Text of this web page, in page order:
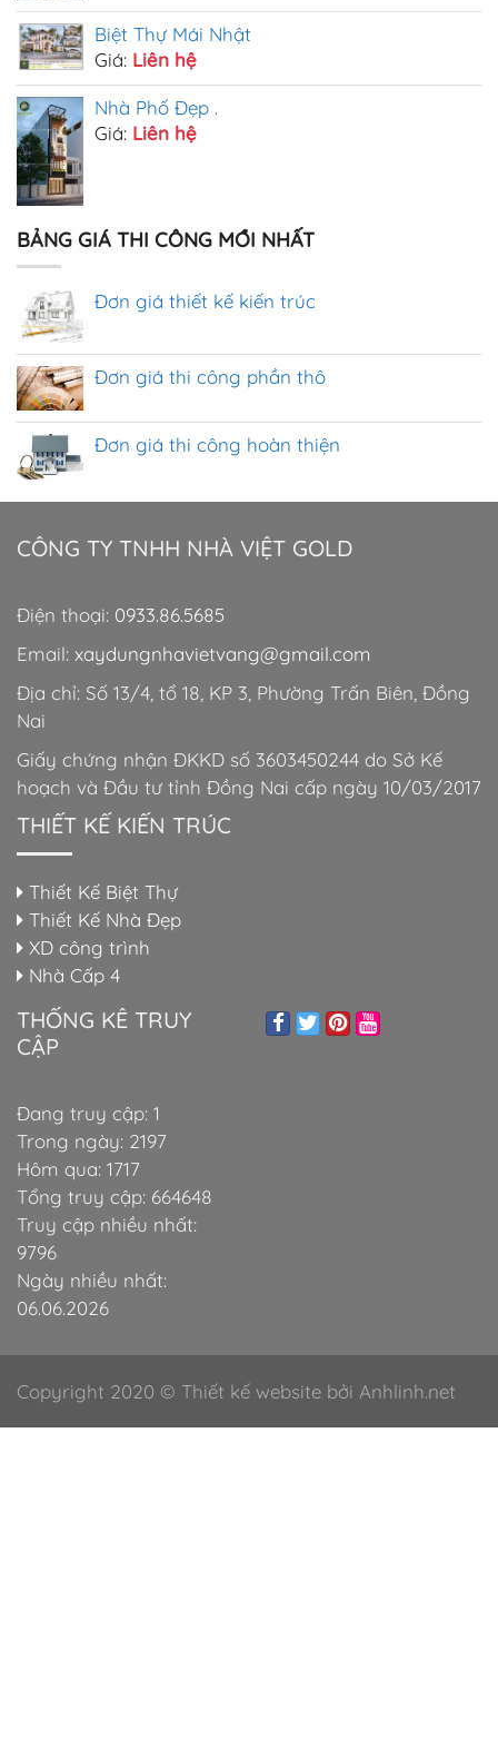
Biệt Thự Mái Nhật
Giá: Liên hệ
Nhà Phố Đẹp .
Giá: Liên hệ
BẢNG GIÁ THI CÔNG MỚI NHẤT
Đơn giá thiết kế kiến trúc
Đơn giá thi công phần thô
Đơn giá thi công hoàn thiện
CÔNG TY TNHH NHÀ VIỆT GOLD
Điện thoại: 0933.86.5685
Email: xaydungnhavietvang@gmail.com
Địa chỉ: Số 13/4, tổ 18, KP 3, Phường Trấn Biên, Đồng
Nai
Giấy chứng nhận ĐKKD số 3603450244 do Sở Kế
hoạch và Đầu tư tỉnh Đồng Nai cấp ngày 10/03/2017
THIẾT KẾ KIẾN TRÚC
Thiết Kế Biệt Thự
Thiết Kế Nhà Đẹp
XD công trình
Nhà Cấp 4
THỐNG KÊ TRUY
CẬP
Đang truy cập: 1
Trong ngày: 2197
Hôm qua: 1717
Tổng truy cập: 664648
Truy cập nhiều nhất:
9796
Ngày nhiều nhất:
06.06.2026
Copyright 2020 © Thiết kế website bởi Anhlinh.net